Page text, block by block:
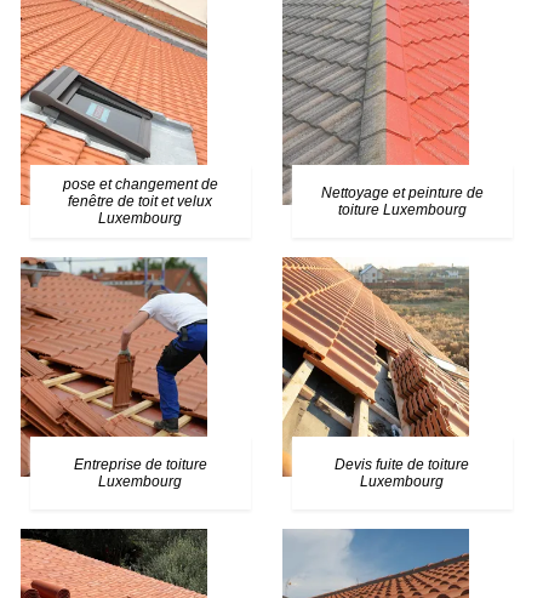
pose et changement de
fenêtre de toit et velux
Luxembourg
Nettoyage et peinture de
toiture Luxembourg
Entreprise de toiture
Luxembourg
Devis fuite de toiture
Luxembourg